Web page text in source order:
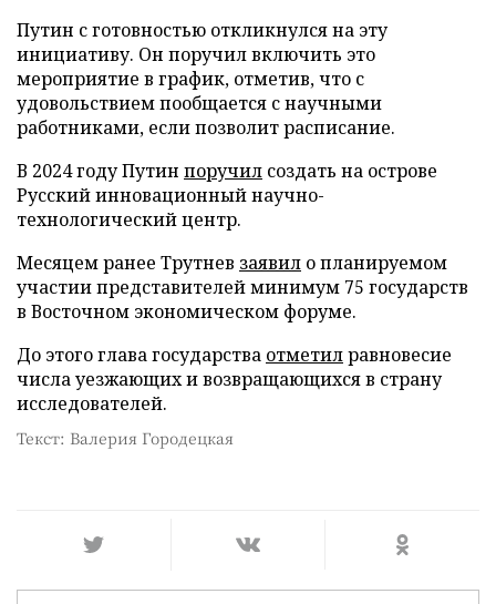
Путин с готовностью откликнулся на эту
инициативу. Он поручил включить это
мероприятие в график, отметив, что с
удовольствием пообщается с научными
работниками, если позволит расписание.
В 2024 году Путин поручил создать на острове
Русский инновационный научно-
технологический центр.
Месяцем ранее Трутнев заявил о планируемом
участии представителей минимум 75 государств
в Восточном экономическом форуме.
До этого глава государства отметилравновесие
числа уезжающих и возвращающихся в страну
исследователей.
Текст: Валерия Городецкая